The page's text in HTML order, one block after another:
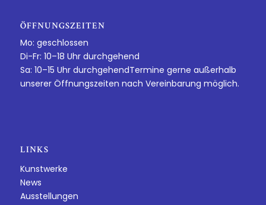
ÖFFNUNGSZEITEN
Mo: geschlossen
Di-Fr: 10–18 Uhr durchgehend
Sa: 10–15 Uhr durchgehendTermine gerne außerhalb
unserer Öffnungszeiten nach Vereinbarung möglich.
LINKS
Kunstwerke
News
Ausstellungen